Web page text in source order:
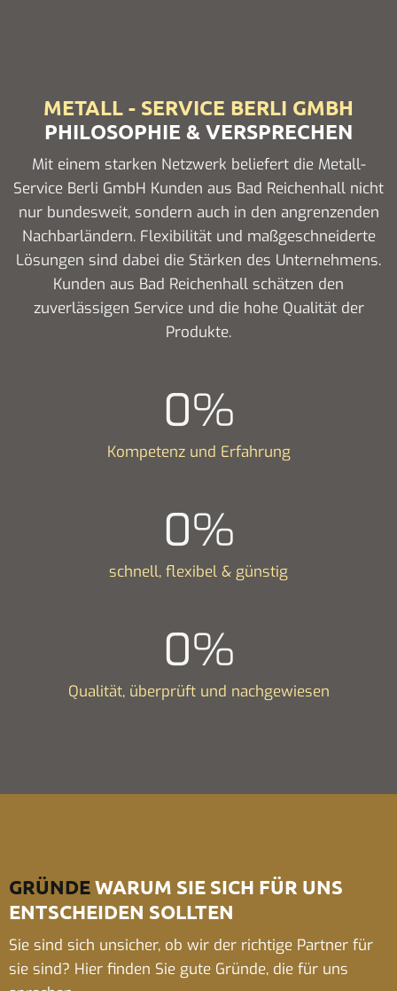
METALL - SERVICE BERLI GMBH
PHILOSOPHIE & VERSPRECHEN
Mit einem starken Netzwerk beliefert die Metall-
Service Berli GmbH Kunden aus Bad Reichenhall nicht
nur bundesweit, sondern auch in den angrenzenden
Nachbarländern. Flexibilität und maßgeschneiderte
Lösungen sind dabei die Stärken des Unternehmens.
Kunden aus Bad Reichenhall schätzen den
zuverlässigen Service und die hohe Qualität der
Produkte.
0%
Kompetenz und Erfahrung
0%
schnell, flexibel & günstig
0%
Qualität, überprüft und nachgewiesen
GRÜNDEWARUM SIE SICH FÜR UNS
ENTSCHEIDEN SOLLTEN
Sie sind sich unsicher, ob wir der richtige Partner für
sie sind? Hier finden Sie gute Gründe, die für uns